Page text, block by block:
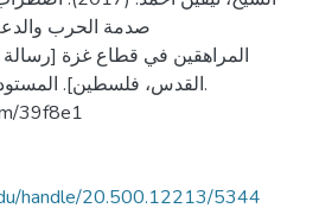
صدمة الحرب
المراهقين في قطاع غزة
القدس، فلسطين].
39f8e1
handle/20.500.12213/5344